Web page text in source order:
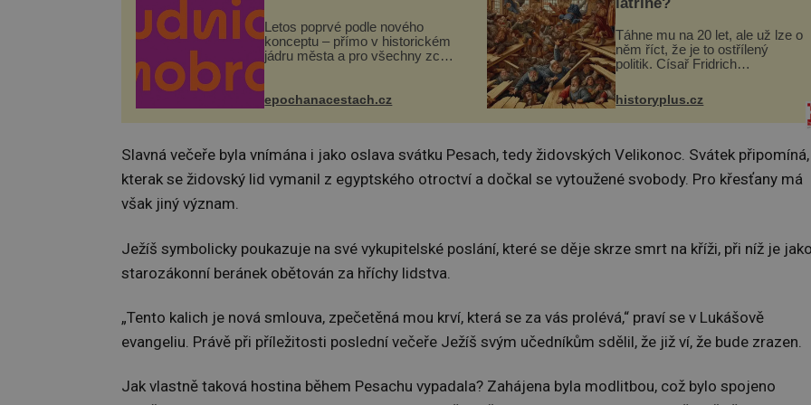
Letos poprvé podle nového
konceptu – přímo v historickém
jádru města a pro všechny zcela
náměstí. Návštěvníci se mohou
epochanacestach.cz
latríně?
Táhne mu na 20 let, ale už lze o
něm říct, že je to ostřílený
politik. Císař Fridrich
syna a dědice Jindřicha VI. do
Erfurtu, aby se stal
prostředníkem při řešení sporu
historyplus.cz
Slavná večeře byla vnímána i jako oslava svátku Pesach, tedy židovských Velikonoc. Svátek připomíná,
kterak se židovský lid vymanil z egyptského otroctví a dočkal se vytoužené svobody. Pro křesťany má
však jiný význam.
Ježíš symbolicky poukazuje na své vykupitelské poslání, které se děje skrze smrt na kříži, při níž je
starozákonní beránek obětován za hříchy lidstva.
„Tento kalich je nová smlouva, zpečetěná mou krví, která se za vás prolévá,“ praví se v Lukášově
evangeliu. Právě při příležitosti poslední večeře Ježíš svým učedníkům sdělil, že již ví, že bude zrazen.
Jak vlastně taková hostina během Pesachu vypadala? Zahájena byla modlitbou, což bylo spojeno